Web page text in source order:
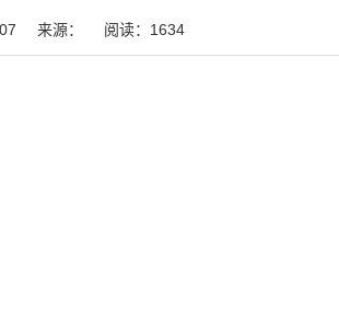
来源： 阅读：1634